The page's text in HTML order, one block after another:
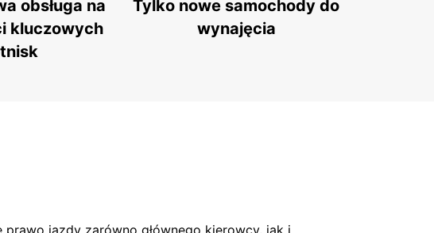
obsługa na
kluczowych
Tylko nowe samochody do
wynajęcia